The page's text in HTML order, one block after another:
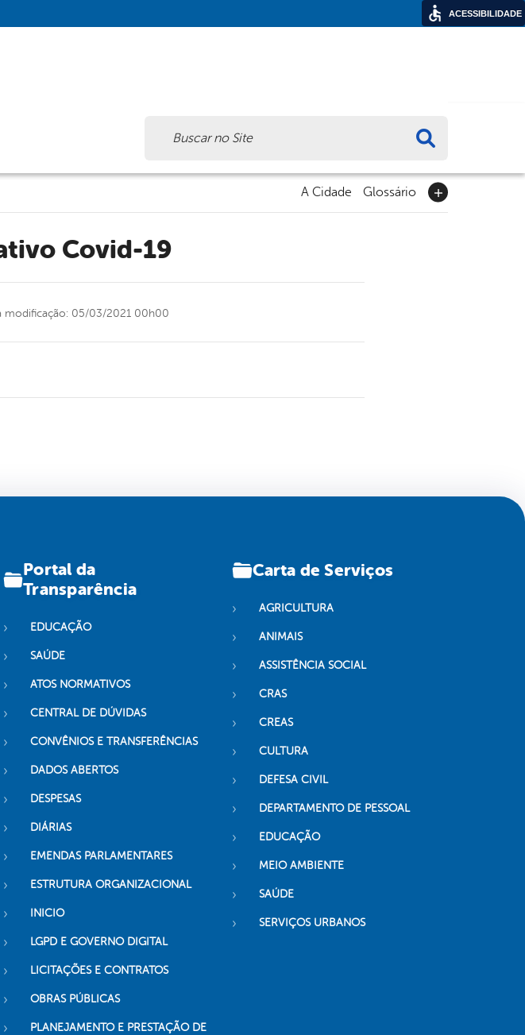
A Cidade Glossário
Covid-19
modificação: 05/03/2021 00h00
Portal da
Transparência
EDUCAÇÃO
SAÚDE
ATOS NORMATIVOS
CENTRAL DE DÚVIDAS
CONVÊNIOS E TRANSFERÊNCIAS
DADOS ABERTOS
DESPESAS
DIÁRIAS
EMENDAS PARLAMENTARES
ESTRUTURA ORGANIZACIONAL
INICIO
LGPD E GOVERNO DIGITAL
LICITAÇÕES E CONTRATOS
OBRAS PÚBLICAS
PLANEJAMENTO E PRESTAÇÃO DE
Carta de Serviços
AGRICULTURA
ANIMAIS
ASSISTÊNCIA SOCIAL
CRAS
CREAS
CULTURA
DEFESA CIVIL
DEPARTAMENTO DE PESSOAL
EDUCAÇÃO
MEIO AMBIENTE
SAÚDE
SERVIÇOS URBANOS
ACESSIBILIDADE